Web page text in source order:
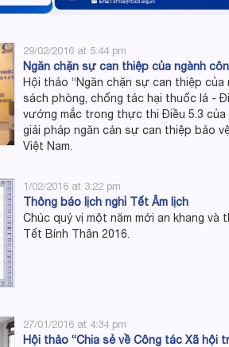
29/02/2016 at 5:44 pm
Ngăn chặn sự can thiệp của ngành
Hội thảo “Ngăn chặn sự can thiệp
sách phòng, chống tác hại thuốc lá -
vướng mắc trong thực thi Điều 5.3
giải pháp ngăn cản sự can thiệp bảo
Việt Nam.
1/02/2016 at 3:22 pm
Thông báo lịch nghỉ Tết Âm lịch
Chúc quý vị một năm mới an khang và
Tết Bính Thân 2016.
27/01/2016 at 4:34 pm
Hội thảo “Chia sẻ về Công tác Xã hội